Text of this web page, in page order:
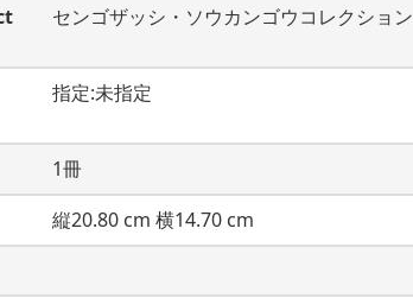
センゴザッシ・ソウカンゴウコレクション
指定:未指定
1冊
縦20.80 cm 横14.70 cm